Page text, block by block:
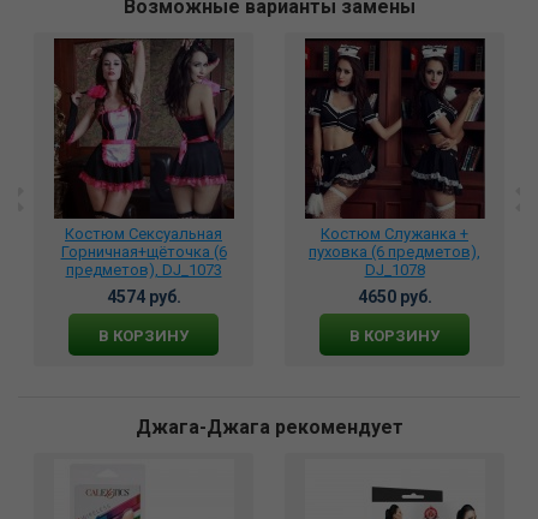
Возможные варианты замены
Костюм Сексуальная
Горничная+щёточка (6
предметов), DJ_1073
4574 руб.
В КОРЗИНУ
Костюм Служанка +
пуховка (6 предметов),
DJ_1078
4650 руб.
В КОРЗИНУ
Джага-Джага рекомендует